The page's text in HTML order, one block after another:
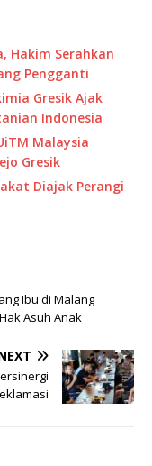
Hakim Serahkan
Pengganti
Gresik Ajak
Indonesia
Malaysia
Gresik
Diajak Perangi
Ibu di Malang
Asuh Anak